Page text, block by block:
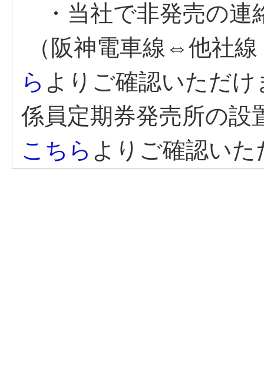
・当社で非発売の連
（阪神電車線⇔他社
ら よりご確認いただけ
係員定期券発売所の設
こちら よりご確認い